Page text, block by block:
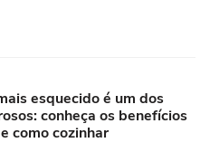
esquecido é um dos
conheça os benefícios
como cozinhar